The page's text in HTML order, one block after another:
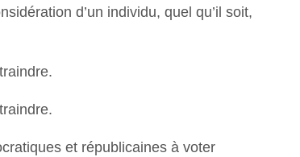
d’un individu, quel qu’il soit,
et républicaines à voter